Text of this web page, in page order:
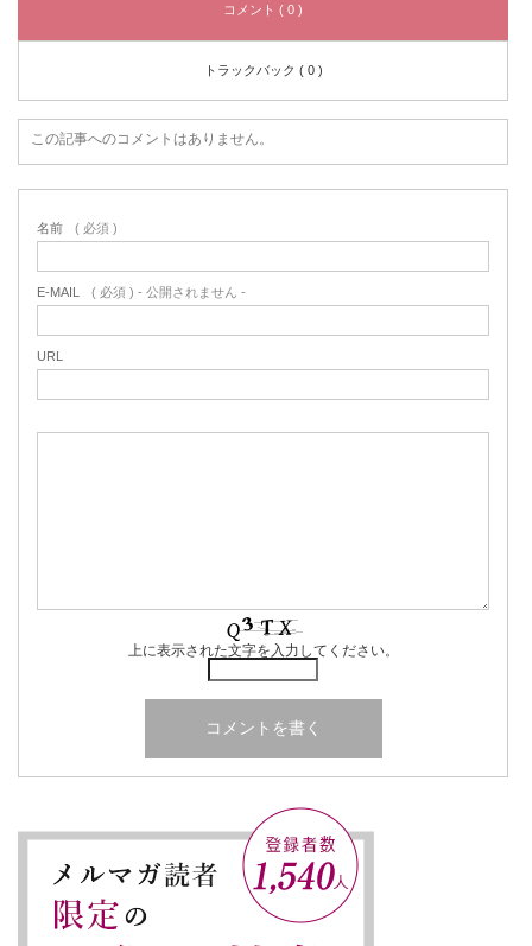
コメント ( 0 )
トラックバック ( 0 )
この記事へのコメントはありません。
名前 ( 必須 )
E-MAIL ( 必須 ) - 公開されません -
URL
上に表示された文字を入力してください。